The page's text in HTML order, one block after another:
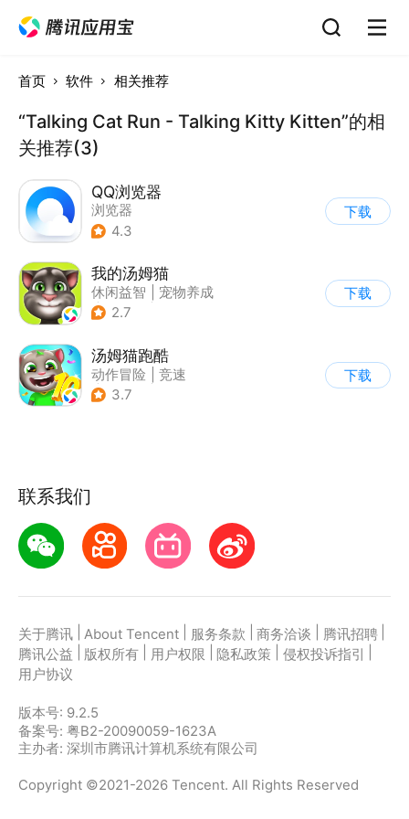
首页 软件 相关推荐
“Talking Cat Run - Talking Kitty Kitten”的相
关推荐(3)
QQ浏览器
浏览器
4.3
下载
我的汤姆猫
休闲益智
宠物养成
| 汤姆猫
2.7
下载
汤姆猫跑酷
动作冒险
竞速
| 汤姆猫
3.7
下载
联系我们
关于腾讯 About Tencent 服务条款 商务洽谈 腾讯招聘
腾讯公益
版权所有 用户权限 隐私政策 侵权投诉指引
用户协议
版本号: 9.2.5
备案号: 粤B2-20090059-1623A
主办者: 深圳市腾讯计算机系统有限公司
Copyright ©2021-2026 Tencent. All Rights Reserved